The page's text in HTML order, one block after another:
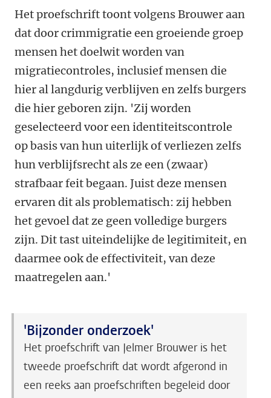
Het proefschrift toont volgens Brouwer aan
dat door crimmigratie een groeiende groep
mensen het doelwit worden van
migratiecontroles, inclusief mensen die
hier al langdurig verblijven en zelfs burgers
die hier geboren zijn. 'Zij worden
geselecteerd voor een identiteitscontrole
op basis van hun uiterlijk of verliezen zelfs
hun verblijfsrecht als ze een (zwaar)
strafbaar feit begaan. Juist deze mensen
ervaren dit als problematisch: zij hebben
het gevoel dat ze geen volledige burgers
zijn. Dit tast uiteindelijke de legitimiteit, en
daarmee ook de effectiviteit, van deze
maatregelen aan.'
'Bijzonder onderzoek'
Het proefschrift van Jelmer Brouwer is het
tweede proefschrift dat wordt afgerond in
een reeks aan proefschriften begeleid door